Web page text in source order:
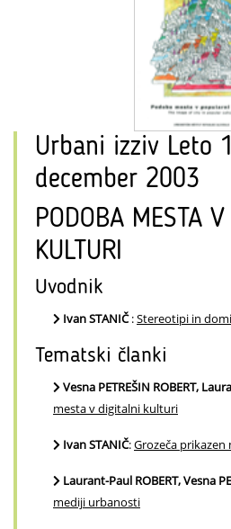
Urbani izziv Leto
december 2003
PODOBA MESTA
KULTURI
Uvodnik
Ivan STANIČ:Stereotipi in
Tematski članki
Vesna PETREŠIN ROBERT,
mesta v digitalni kulturi
Ivan STANIČ:Grozeča
Laurant-Paul ROBERT, Vesna
mediji urbanosti